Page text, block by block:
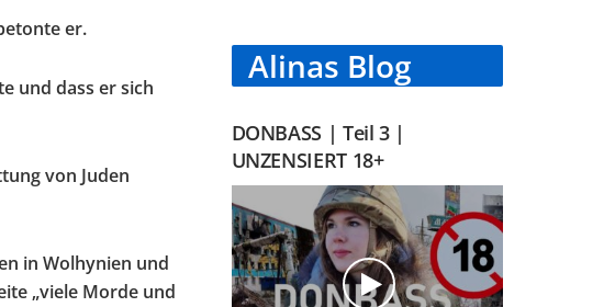
er.
und dass er sich
von Juden
in Wolhynien und
„viele Morde und
Alinas Blog
DONBASS | Teil 3 |
UNZENSIERT 18+